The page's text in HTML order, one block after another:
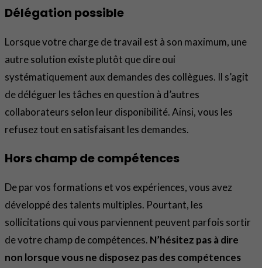
Délégation possible
Lorsque votre charge de travail est à son maximum, une
autre solution existe plutôt que dire oui
systématiquement aux demandes des collègues. Il s’agit
de déléguer les tâches en question à d’autres
collaborateurs selon leur disponibilité. Ainsi, vous les
refusez tout en satisfaisant les demandes.
Hors champ de compétences
De par vos formations et vos expériences, vous avez
développé des talents multiples. Pourtant, les
sollicitations qui vous parviennent peuvent parfois sortir
de votre champ de compétences. N’hésitez pas à dire
non lorsque vous ne disposez pas des compétences